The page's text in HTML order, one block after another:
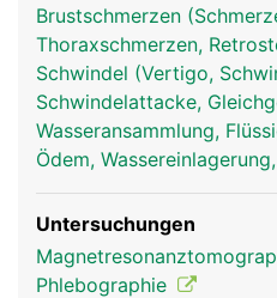
Brustschmerzen
Thoraxschmerzen,
Schwindel (Vertigo,
Schwindelattacke,
Wasseransammlung,
Ödem,
Untersuchungen
Phlebographie